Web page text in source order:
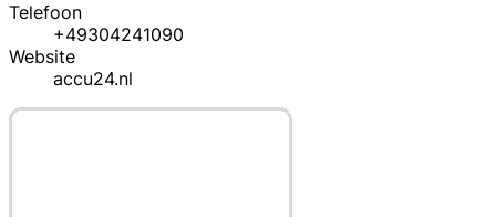
Telefoon
+49304241090
Website
accu24.nl